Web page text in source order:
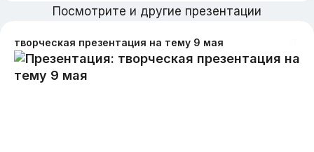
Посмотрите и другие презентации
творческая презентация на тему 9 мая